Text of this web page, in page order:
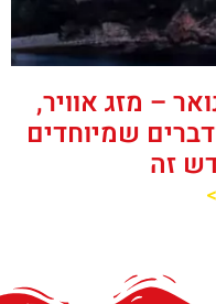
– מזג אוויר,
שמיוחדים
זה